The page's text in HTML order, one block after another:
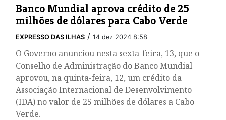
Banco Mundial aprova crédito de 25
milhões de dólares para Cabo Verde
EXPRESSO DAS ILHAS / 14 dez 2024 8:58
O Governo anunciou nesta sexta-feira, 13, que o
Conselho de Administração do Banco Mundial
aprovou, na quinta-feira, 12, um crédito da
Associação Internacional de Desenvolvimento
(IDA) no valor de 25 milhões de dólares a Cabo
Verde.